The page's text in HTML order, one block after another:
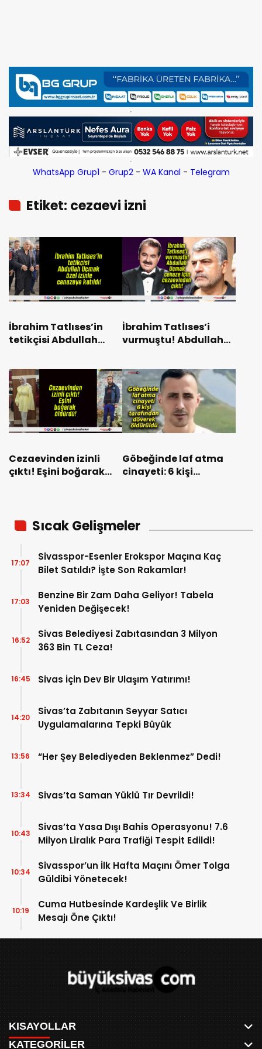
WhatsApp Grup1 - Grup2- WA Kanal - Telegram
Etiket: cezaevi izni
İbrahim Tatlıses’in
tetikçisi Abdullah
cenazeye katıldı!
İbrahim Tatlıses’i
vurmuştu! Abdullah
cezaevinden çıktı!
Cezaevinden izinli
çıktı! Eşini boğarak
Göbeğinde laf atma
cinayeti: 6 kişi
Sıcak Gelişmeler
Sivasspor-Esenler Erokspor Maçına Kaç
Bilet Satıldı? İşte Son Rakamlar!
17:07
Benzine Bir Zam Daha Geliyor! Tabela
Yeniden Değişecek!
17:03
Sivas Belediyesi Zabıtasından 3 Milyon
363 Bin TL Ceza!
16:52
Sivas İçin Dev Bir Ulaşım Yatırımı!
16:45
Sivas’ta Zabıtanın Seyyar Satıcı
Uygulamalarına Tepki Büyük
14:20
“Her Şey Belediyeden Beklenmez” Dedi!
13:56
Sivas’ta Saman Yüklü Tır Devrildi!
13:34
Sivas’ta Yasa Dışı Bahis Operasyonu! 7.6
Milyon Liralık Para Trafiği Tespit Edildi!
10:43
Sivasspor’un İlk Hafta Maçını Ömer Tolga
Güldibi Yönetecek!
10:34
Cuma Hutbesinde Kardeşlik Ve Birlik
Mesajı Öne Çıktı!
10:19
KISAYOLLAR
KATEGORİLER